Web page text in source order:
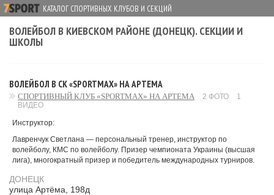
КАТАЛОГ СПОРТИВНЫХ КЛУБОВ И СЕКЦИЙ
ВОЛЕЙБОЛ В КИЕВСКОМ РАЙОНЕ (ДОНЕЦК). СЕКЦИИ И
ШКОЛЫ
ВОЛЕЙБОЛ В СК «SPORTMAX» НА АРТЕМА
СПОРТИВНЫЙ КЛУБ «SPORTMAX» НА АРТЕМА 2 ФОТО
1
ВИДЕО
Инструктор:
Лавренчук Светлана — персональный тренер, инструктор по
волейболу, КМС по волейболу. Призер чемпионата Украины (высшая
лига), многократный призер и победитель международных турниров.
ДОНЕЦК
улица Артёма, 198д